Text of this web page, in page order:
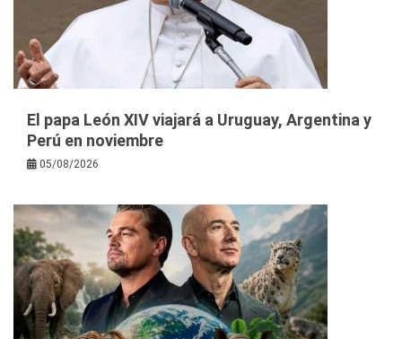
El papa León XIV viajará a Uruguay, Argentina y
Perú en noviembre
05/08/2026